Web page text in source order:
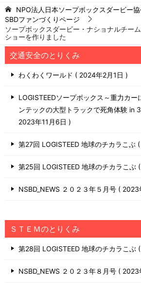
NPO法人日本ソープボックスダービー
SBDファンづくりページ
ソープボックスダービー・ナショナルチー
ショーを作りました
交通安全のとりくみ
わくわくワールド 2024年2月1日
LOGISTEEDソープボックス～重力カ
ンテックの大型トラックで死角体験 in
2023年11月6日
第27回 LOGISTEED 地球のチカラこぶ
第25回 LOGISTEED 地球のチカラこぶ
NSBD_NEWS ２０２３年５月号 2023
ＳＴＥＭのとりくみ
第28回 LOGISTEED 地球のチカラこぶ
NSBD_NEWS ２０２３年８月号 2023